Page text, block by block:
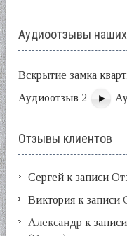
Аудиоотзывы
Вскрытие замка
Аудиоотзыв 2
Отзывы клиентов
Сергей к записи
Виктория к записи
Александр к